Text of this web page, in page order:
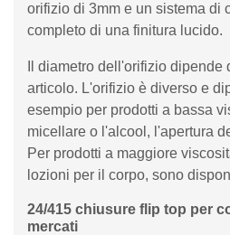
orifizio di 3mm e un sistema di
completo di una finitura lucido.
Il diametro dell'orifizio
articolo. L'orifizio è diverso e
esempio per prodotti a bassa
micellare o l'alcool, l'apertura
Per prodotti a maggiore
lozioni per il corpo, sono
24/415 chiusure flip top per
mercati